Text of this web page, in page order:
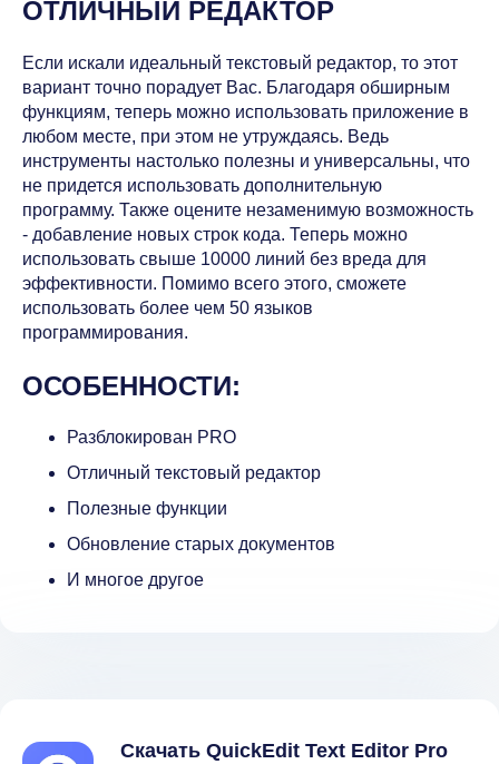
ОТЛИЧНЫЙ РЕДАКТОР
Если искали идеальный текстовый редактор, то этот
вариант точно порадует Вас. Благодаря обширным
функциям, теперь можно использовать приложение в
любом месте, при этом не утруждаясь. Ведь
инструменты настолько полезны и универсальны, что
не придется использовать дополнительную
программу. Также оцените незаменимую возможность
- добавление новых строк кода. Теперь можно
использовать свыше 10000 линий без вреда для
эффективности. Помимо всего этого, сможете
использовать более чем 50 языков
программирования.
ОСОБЕННОСТИ:
Разблокирован PRO
Отличный текстовый редактор
Полезные функции
Обновление старых документов
И многое другое
Скачать QuickEdit Text Editor Pro